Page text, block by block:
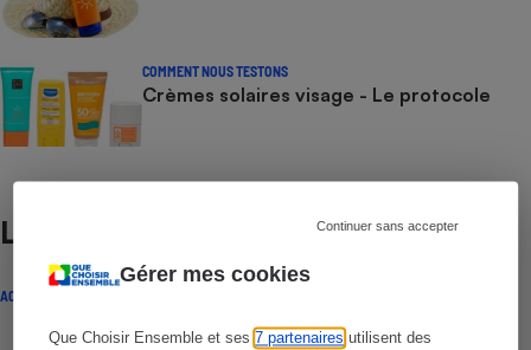
Gérer mes cookies
Que Choisir Ensemble et ses7 partenaires utilisent des
Continuer sans accepter
COMMENT NOUS TESTONS
Crèmes solaires visage - Le protocole
Lire aussi
ACTUALITÉ